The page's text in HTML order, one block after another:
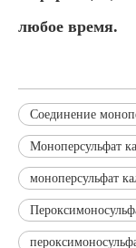
любое время.
Соединение
Моноперсульфат
моноперсульфат